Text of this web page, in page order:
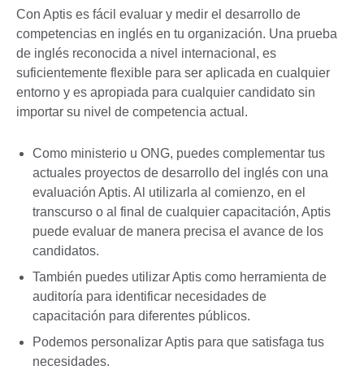
Con Aptis es fácil evaluar y medir el desarrollo de
competencias en inglés en tu organización. Una prueba
de inglés reconocida a nivel internacional, es
suficientemente flexible para ser aplicada en cualquier
entorno y es apropiada para cualquier candidato sin
importar su nivel de competencia actual.
Como ministerio u ONG, puedes complementar tus
actuales proyectos de desarrollo del inglés con una
evaluación Aptis. Al utilizarla al comienzo, en el
transcurso o al final de cualquier capacitación, Aptis
puede evaluar de manera precisa el avance de los
candidatos.
También puedes utilizar Aptis como herramienta de
auditoría para identificar necesidades de
capacitación para diferentes públicos.
Podemos personalizar Aptis para que satisfaga tus
necesidades.